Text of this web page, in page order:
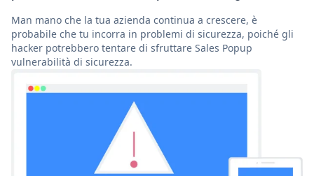
Man mano che la tua azienda continua a crescere, è
probabile che tu incorra in problemi di sicurezza, poiché gli
hacker potrebbero tentare di sfruttare Sales Popup
vulnerabilità di sicurezza.